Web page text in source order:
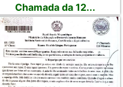
Chamada da 12...